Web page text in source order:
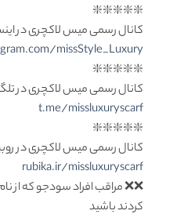
❇️❇️❇️❇️❇️
کانال رسمی میس لاکچری در
missStyle_Luxury
❇️❇️❇️❇️❇️
کانال رسمی میس لاکچری در
t.me/missluxuryscarf
❇️❇️❇️❇️❇️
کانال رسمی میس لاکچری در
rubika.ir/missluxuryscarf
❌❌ مراقب افراد سودجو که از
کردند باشید